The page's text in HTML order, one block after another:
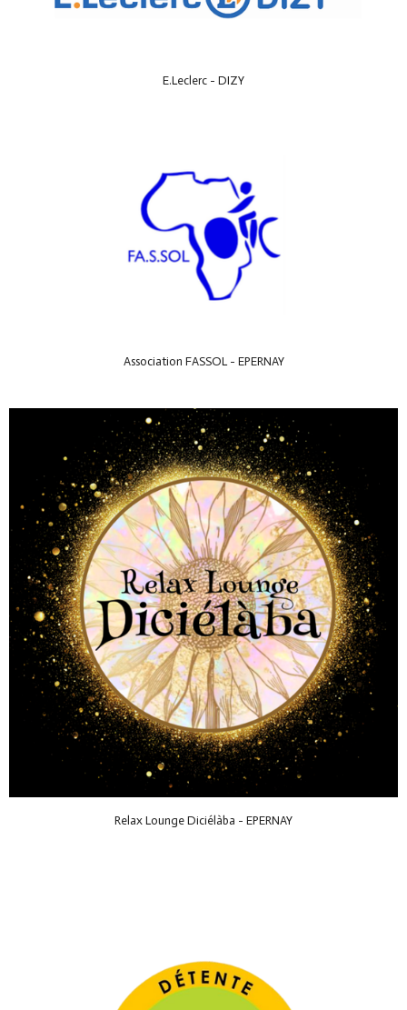
E.Leclerc - DIZY
Association FASSOL - EPERNAY
Relax Lounge Diciélàba - EPERNAY